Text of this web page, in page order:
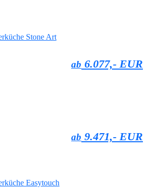
ab 6.077,- EUR
ab 9.471,- EUR